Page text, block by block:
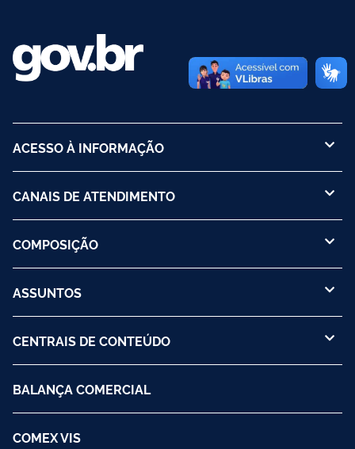
ACESSO À INFORMAÇÃO
CANAIS DE ATENDIMENTO
COMPOSIÇÃO
ASSUNTOS
CENTRAIS DE CONTEÚDO
BALANÇA COMERCIAL
COMEX VIS